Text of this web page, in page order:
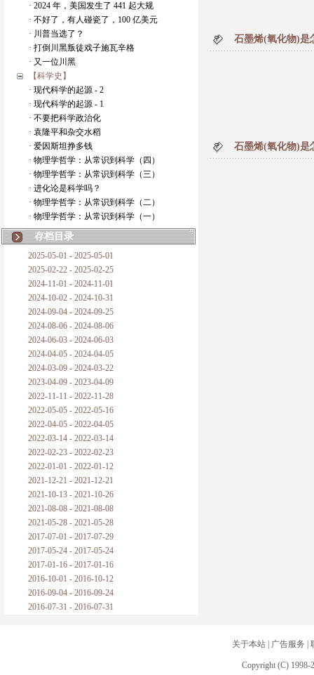
· 2024 年，美国发生了 441 起大规
· 不好了，有人碰瓷了，100 亿美元
· 川普当选了？
· 打倒川黑叛徒戏子施瓦辛格
· 又一位川黑
【科学史】
· 现代科学的起源 - 2
· 现代科学的起源 - 1
· 不要把科学政治化
· 袁隆平和杂交水稻
· 爱因斯坦挣多钱
· 物理学哲学：从常识到科学（四）
· 物理学哲学：从常识到科学（三）
· 进化论是科学吗？
· 物理学哲学：从常识到科学（二）
· 物理学哲学：从常识到科学（一）
存档目录
2025-05-01 - 2025-05-01
2025-02-22 - 2025-02-25
2024-11-01 - 2024-11-01
2024-10-02 - 2024-10-31
2024-09-04 - 2024-09-25
2024-08-06 - 2024-08-06
2024-06-03 - 2024-06-03
2024-04-05 - 2024-04-05
2024-03-09 - 2024-03-22
2023-04-09 - 2023-04-09
2022-11-11 - 2022-11-28
2022-05-05 - 2022-05-16
2022-04-05 - 2022-04-05
2022-03-14 - 2022-03-14
2022-02-23 - 2022-02-23
2022-01-01 - 2022-01-12
2021-12-21 - 2021-12-21
2021-10-13 - 2021-10-26
2021-08-08 - 2021-08-08
2021-05-28 - 2021-05-28
2017-07-01 - 2017-07-29
2017-05-24 - 2017-05-24
2017-01-16 - 2017-01-16
2016-10-01 - 2016-10-12
2016-09-04 - 2016-09-24
2016-07-31 - 2016-07-31
石墨烯(氧化物)是
石墨烯(氧化物)是
关于本站| 广告服务
Copyright (C) 1998-